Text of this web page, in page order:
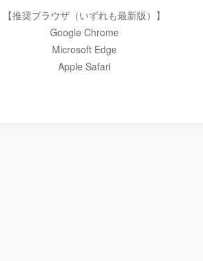
【推奨ブラウザ（いずれも最新版）】
Google Chrome
Microsoft Edge
Apple Safari